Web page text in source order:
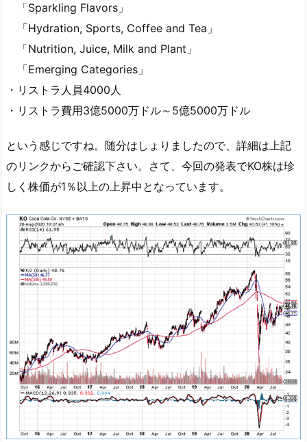
「Sparkling Flavors」
「Hydration, Sports, Coffee and Tea」
「Nutrition, Juice, Milk and Plant」
「Emerging Categories」
・リストラ人員4000人
・リストラ費用3億5000万ドル～5億5000万ドル
という感じですね。随分はしょりましたので、詳細は上記
のリンクからご確認下さい。さて、今回の発表でKO株は珍
しく株価が1％以上の上昇中となっています。